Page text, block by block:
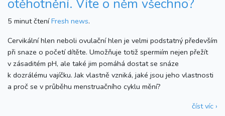
otěhotnění. Víte o něm všechno?
5 minut čtení Fresh news.
Cervikální hlen neboli ovulační hlen je velmi podstatný především
při snaze o početí dítěte. Umožňuje totiž spermiím nejen přežít
v zásaditém pH, ale také jim pomáhá dostat se snáze
k dozrálému vajíčku. Jak vlastně vzniká, jaké jsou jeho vlastnosti
a proč se v průběhu menstruačního cyklu mění?
číst víc ›